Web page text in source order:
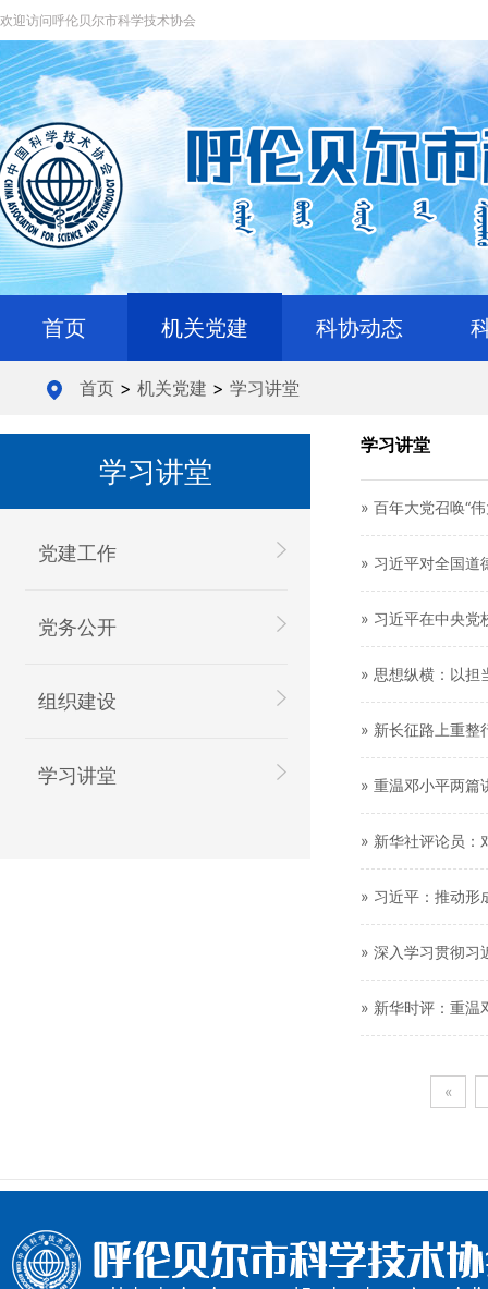
欢迎访问呼伦贝尔市科学技术协会
首页 机关党建 科协动态
首页> 机关党建 > 学习讲堂
学习讲堂
党建工作
党务公开
组织建设
学习讲堂
学习讲堂
» 百年大党召唤“
» 习近平对全国道
» 习近平在中央党
» 思想纵横：以担
» 新长征路上重
» 重温邓小平两篇
» 新华社评论员：
» 习近平：推动形
» 深入学习贯彻习
» 新华时评：重温
«